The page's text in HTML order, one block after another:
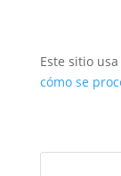
Este sitio
cómo se